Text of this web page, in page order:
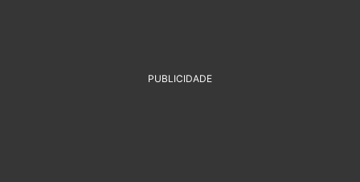
PUBLICIDADE